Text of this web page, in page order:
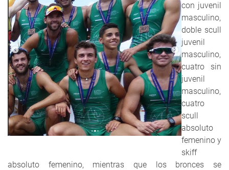
con juvenil
masculino,
doble scull
juvenil
masculino,
cuatro sin
juvenil
masculino,
cuatro
scull
absoluto
femenino y
skiff
absoluto femenino, mientras que los bronces se